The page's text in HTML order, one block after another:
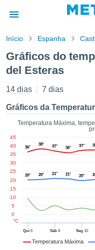
da
por
que as
a este
das
e
digital
ou
Início Espanha
Gráficos do
del Esteras
14 dias 7 dias
Gráficos da
Temperatura Máxima,
Temperatura Máxima
Qui 6 Sáb8 Seg10
0
5
10
15
20
25
30
35
40
45
°C
36°
38° 37° 36° 37°
20° 20° 21° 21° 20°